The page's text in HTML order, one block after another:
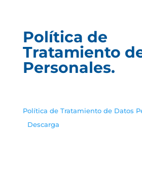
Política de
Tratamiento
Personales.
Política de Tratamiento de Datos
Descarga